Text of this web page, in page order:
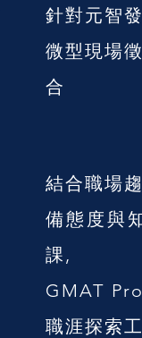
針對元智
微型現場
合
結合職場
備態度與
課,
GMAT
職涯探索